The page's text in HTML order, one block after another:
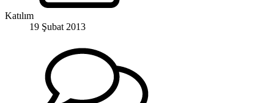
Katılım
19 Şubat 2013